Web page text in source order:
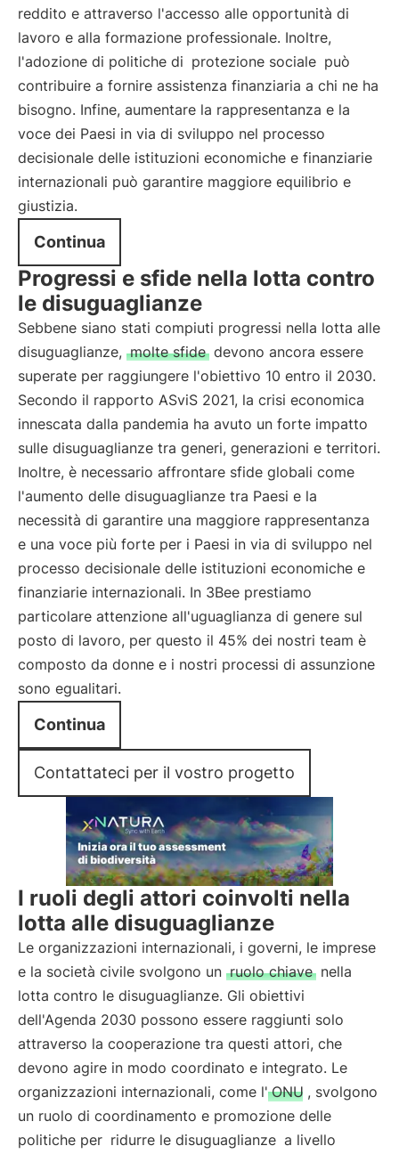
reddito e attraverso l'accesso alle opportunità di
lavoro e alla formazione professionale. Inoltre,
l'adozione di politiche di protezione sociale può
contribuire a fornire assistenza finanziaria a chi ne ha
bisogno. Infine, aumentare la rappresentanza e la
voce dei Paesi in via di sviluppo nel processo
decisionale delle istituzioni economiche e finanziarie
internazionali può garantire maggiore equilibrio e
giustizia.
Continua
Progressi e sfide nella lotta contro
le disuguaglianze
Sebbene siano stati compiuti progressi nella lotta alle
disuguaglianze, molte sfide devono ancora essere
superate per raggiungere l'obiettivo 10 entro il 2030.
Secondo il rapporto ASviS 2021, la crisi economica
innescata dalla pandemia ha avuto un forte impatto
sulle disuguaglianze tra generi, generazioni e territori.
Inoltre, è necessario affrontare sfide globali come
l'aumento delle disuguaglianze tra Paesi e la
necessità di garantire una maggiore rappresentanza
e una voce più forte per i Paesi in via di sviluppo nel
processo decisionale delle istituzioni economiche e
finanziarie internazionali. In 3Bee prestiamo
particolare attenzione all'uguaglianza di genere sul
posto di lavoro, per questo il 45% dei nostri team è
composto da donne e i nostri processi di assunzione
sono egualitari.
Continua
Contattateci per il vostro progetto
I ruoli degli attori coinvolti nella
lotta alle disuguaglianze
Le organizzazioni internazionali, i governi, le imprese
e la società civile svolgono un ruolo chiave nella
lotta contro le disuguaglianze. Gli obiettivi
dell'Agenda 2030 possono essere raggiunti solo
attraverso la cooperazione tra questi attori, che
devono agire in modo coordinato e integrato. Le
organizzazioni internazionali, come l' ONU , svolgono
un ruolo di coordinamento e promozione delle
politiche per ridurre le disuguaglianze a livello